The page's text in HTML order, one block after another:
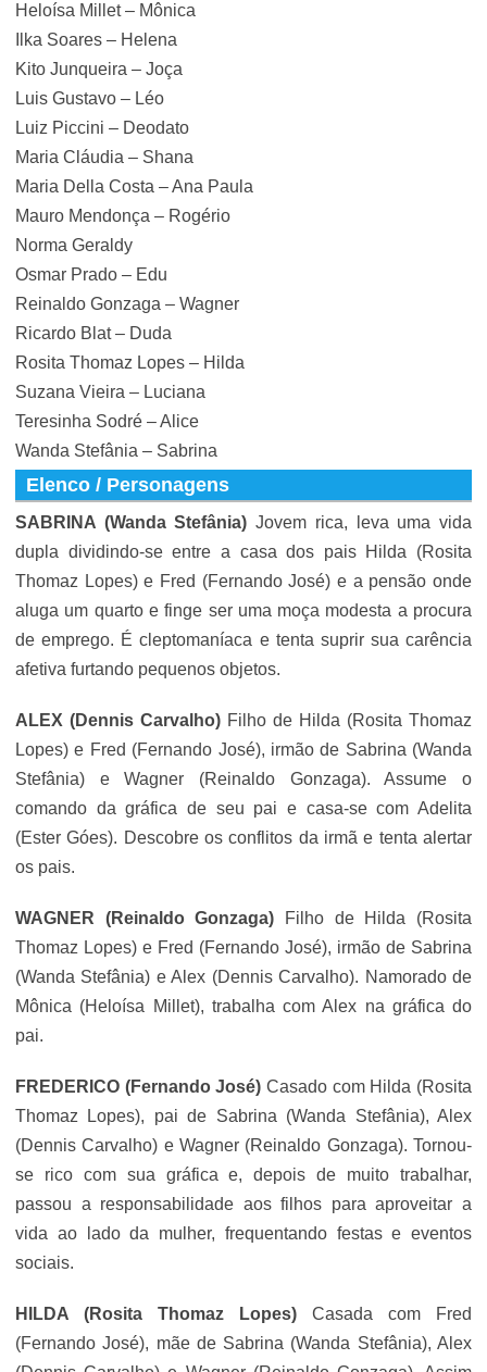
Heloísa Millet – Mônica
Ilka Soares – Helena
Kito Junqueira – Joça
Luis Gustavo – Léo
Luiz Piccini – Deodato
Maria Cláudia – Shana
Maria Della Costa – Ana Paula
Mauro Mendonça – Rogério
Norma Geraldy
Osmar Prado – Edu
Reinaldo Gonzaga – Wagner
Ricardo Blat – Duda
Rosita Thomaz Lopes – Hilda
Suzana Vieira – Luciana
Teresinha Sodré – Alice
Wanda Stefânia – Sabrina
Elenco / Personagens
SABRINA (Wanda Stefânia) Jovem rica, leva uma vida
dupla dividindo-se entre a casa dos pais Hilda (Rosita
Thomaz Lopes) e Fred (Fernando José) e a pensão onde
aluga um quarto e finge ser uma moça modesta a procura
de emprego. É cleptomaníaca e tenta suprir sua carência
afetiva furtando pequenos objetos.
ALEX (Dennis Carvalho) Filho de Hilda (Rosita Thomaz
Lopes) e Fred (Fernando José), irmão de Sabrina (Wanda
Stefânia) e Wagner (Reinaldo Gonzaga). Assume o
comando da gráfica de seu pai e casa-se com Adelita
(Ester Góes). Descobre os conflitos da irmã e tenta alertar
os pais.
WAGNER (Reinaldo Gonzaga) Filho de Hilda (Rosita
Thomaz Lopes) e Fred (Fernando José), irmão de Sabrina
(Wanda Stefânia) e Alex (Dennis Carvalho). Namorado de
Mônica (Heloísa Millet), trabalha com Alex na gráfica do
pai.
FREDERICO (Fernando José) Casado com Hilda (Rosita
Thomaz Lopes), pai de Sabrina (Wanda Stefânia), Alex
(Dennis Carvalho) e Wagner (Reinaldo Gonzaga). Tornou-
se rico com sua gráfica e, depois de muito trabalhar,
passou a responsabilidade aos filhos para aproveitar a
vida ao lado da mulher, frequentando festas e eventos
sociais.
HILDA (Rosita Thomaz Lopes) Casada com Fred
(Fernando José), mãe de Sabrina (Wanda Stefânia), Alex